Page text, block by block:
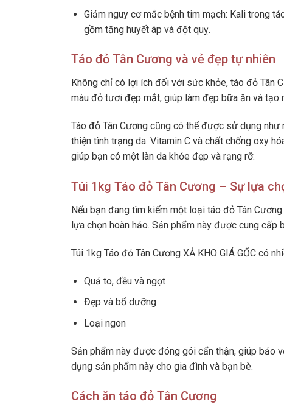
Giảm nguy cơ mắc bệnh tim mạch: Kali trong
gồm tăng huyết áp và đột quỵ.
Táo đỏ Tân Cương và vẻ đẹp tự nhiên
Không chỉ có lợi ích đối với sức khỏe, táo đỏ Tân
màu đỏ tươi đẹp mắt, giúp làm đẹp bữa ăn và tạo
Táo đỏ Tân Cương cũng có thể được sử dụng
thiện tình trạng da. Vitamin C và chất chống oxy
giúp bạn có một làn da khỏe đẹp và rạng rỡ.
Túi 1kg Táo đỏ Tân Cương – Sự lựa
Nếu bạn đang tìm kiếm một loại táo đỏ Tân
lựa chọn hoàn hảo. Sản phẩm này được cung cấp
Túi 1kg Táo đỏ Tân Cương XẢ KHO GIÁ GỐC có
Quả to, đều và ngọt
Đẹp và bổ dưỡng
Loại ngon
Sản phẩm này được đóng gói cẩn thận, giúp bảo
dụng sản phẩm này cho gia đình và bạn bè.
Cách ăn táo đỏ Tân Cương